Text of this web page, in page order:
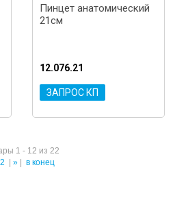
Пинцет анатомический
21см
12.076.21
ЗАПРОС КП
1 - 12 из 22
2 » в конец